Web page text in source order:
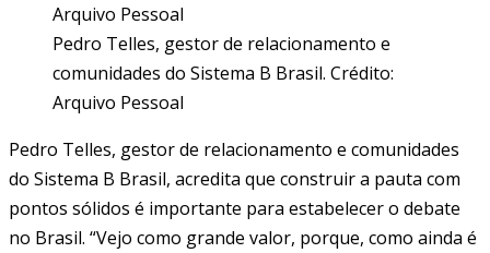
Pedro Telles, gestor de relacionamento e
comunidades do Sistema B Brasil. Crédito:
Arquivo Pessoal
Pedro Telles, gestor de relacionamento e comunidades
do Sistema B Brasil, acredita que construir a pauta com
pontos sólidos é importante para estabelecer o debate
no Brasil. “Vejo como grande valor, porque, como ainda é